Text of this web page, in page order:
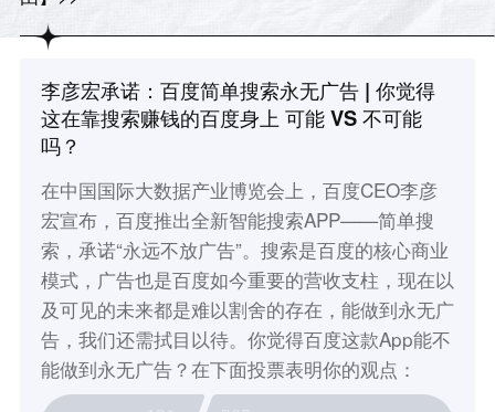
李彦宏承诺：百度简单搜索永无广告 | 你觉得
这在靠搜索赚钱的百度身上 可能 VS 不可能
吗？
在中国国际大数据产业博览会上，百度CEO李彦
宏宣布，百度推出全新智能搜索APP——简单搜
索，承诺“永远不放广告”。搜索是百度的核心商业
模式，广告也是百度如今重要的营收支柱，现在以
及可见的未来都是难以割舍的存在，能做到永无广
告，我们还需拭目以待。你觉得百度这款App能不
能做到永无广告？在下面投票表明你的观点：